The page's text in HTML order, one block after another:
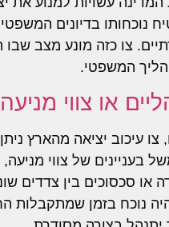
נוכחותו בדיונים
צו כזה מונע מצב שבו
המשפטי.
או צווי מניעה
עיכוב יציאה מהארץ
בעניינים של צווי מניעה,
או סכסוכים בין צדדים
נוכח בזמן שמתקבלות